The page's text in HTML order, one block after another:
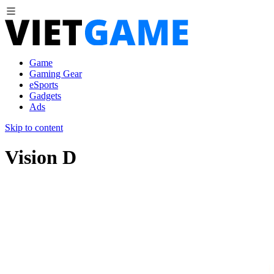
Game
Gaming Gear
eSports
Gadgets
Ads
Skip to content
Vision D